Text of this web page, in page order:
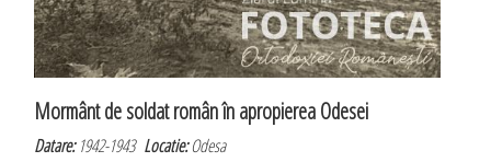
Mormânt de soldat român în apropierea Odesei
Datare:1942-1943Locatie:Odesa